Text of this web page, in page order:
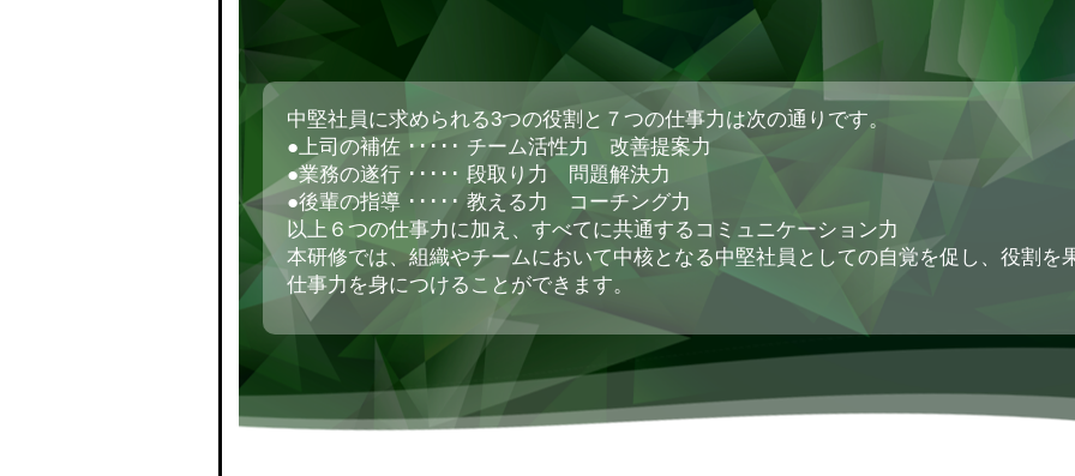
中堅社員に求められる3つの役割と７つの仕事力は次の通りです。
●上司の補佐 ･････ チーム活性力 改善提案力
●業務の遂行 ･････ 段取り力 問題解決力
●後輩の指導 ･････ 教える力 コーチング力
以上６つの仕事力に加え、すべてに共通するコミュニケーション力
本研修では、組織やチームにおいて中核となる中堅社員としての自覚を促し、役割を
仕事力を身につけることができます。